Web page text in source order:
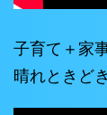
子育て＋家
晴れときど